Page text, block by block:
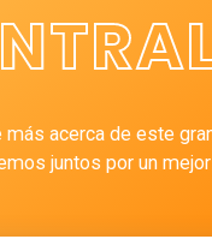
más acerca de este
juntos por un